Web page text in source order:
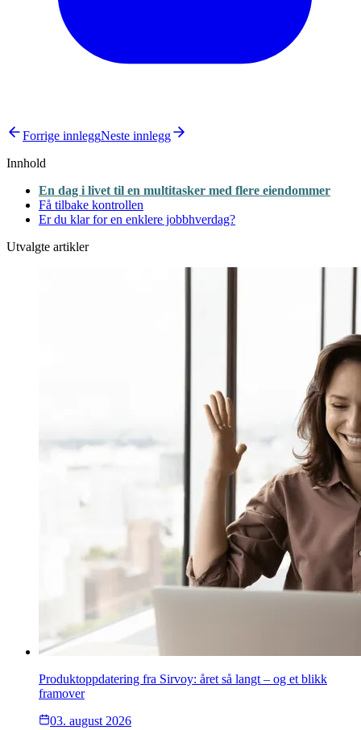
Forrige innleggNeste innlegg
Innhold
En dag i livet til en multitasker med flere eiendommer
Få tilbake kontrollen
Er du klar for en enklere jobbhverdag?
Utvalgte artikler
Produktoppdatering fra Sirvoy: året så langt – og et blikk
framover
03. august 2026